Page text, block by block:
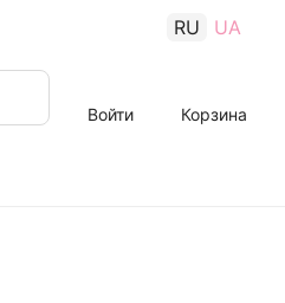
RU UA
Войти Корзина